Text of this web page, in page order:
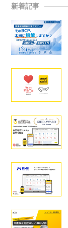
新着記事